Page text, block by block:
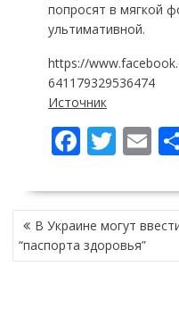
попросят в мягкой
ультимативной.
https://
641179329536474
Источник
F
e
b
o
T
itt
er
E
ai
l
НАВІГАЦІЯ
ЗАПИСІВ
В Украине могут
“паспорта здоровья”